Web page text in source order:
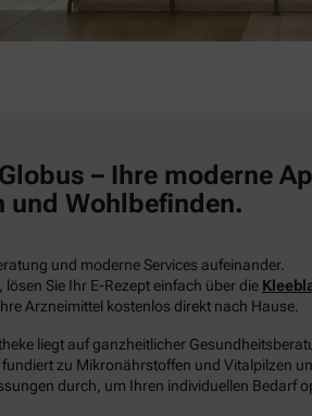
– Ihre moderne
und Wohlbefinden.
und moderne Services aufeinander.
Sie Ihr E-Rezept einfach über die
Arzneimittel kostenlos direkt nach Hause.
liegt auf ganzheitlicher
zu Mikronährstoffen und Vitalpilzen
durch, um Ihren individuellen Bedarf